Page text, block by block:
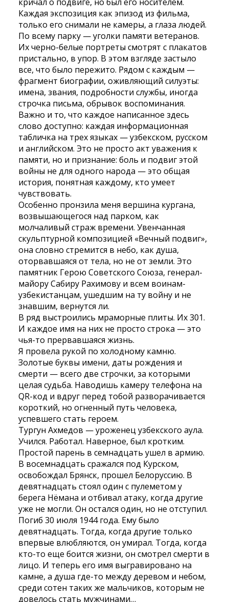
Каждая экспозиция как эпизод из фильма,
только его снимали не камеры, а глаза людей.
По всему парку — уголки памяти ветеранов.
Их черно-белые портреты смотрят с плакатов
пристально, в упор. В этом взгляде застыло
все, что было пережито. Рядом с каждым —
фрагмент биографии, оживляющий силуэты:
имена, звания, подробности службы, иногда
строчка письма, обрывок воспоминания.
Важно и то, что каждое написанное здесь
слово доступно: каждая информационная
табличка на трех языках — узбекском, русском
и английском. Это не просто акт уважения к
памяти, но и признание: боль и подвиг этой
войны не для одного народа — это общая
история, понятная каждому, кто умеет
чувствовать.
Особенно пронзила меня вершина кургана,
возвышающегося над парком, как
молчаливый страж времени. Увенчанная
скульптурной композицией «Вечный подвиг»,
она словно стремится в небо, как душа,
оторвавшаяся от тела, но не от земли. Это
памятник Герою Советского Союза, генерал-
майору Сабиру Рахимову и всем воинам-
узбекистанцам, ушедшим на ту войну и не
знавшим, вернутся ли.
В ряд выстроились мраморные плиты. Их 301.
И каждое имя на них не просто строка — это
чья-то прервавшаяся жизнь.
Я провела рукой по холодному камню.
Золотые буквы имени, даты рождения и
смерти — всего две строчки, за которыми
целая судьба. Наводишь камеру телефона на
QR-код и вдруг перед тобой разворачивается
короткий, но огненный путь человека,
успевшего стать героем.
Тургун Ахмедов — уроженец узбекского аула.
Учился. Работал. Наверное, был кротким.
Простой парень в семнадцать ушел в армию.
В восемнадцать сражался под Курском,
освобождал Брянск, прошел Белоруссию. В
девятнадцать стоял один с пулеметом у
берега Нёмана и отбивал атаку, когда другие
уже не могли. Он остался один, но не отступил.
Погиб 30 июля 1944 года. Ему было
девятнадцать. Тогда, когда другие только
впервые влюбляются, он умирал. Тогда, когда
кто-то еще боится жизни, он смотрел смерти в
лицо. И теперь его имя выгравировано на
камне, а душа где-то между деревом и небом,
среди сотен таких же мальчиков, которым не
довелось стать мужчинами…